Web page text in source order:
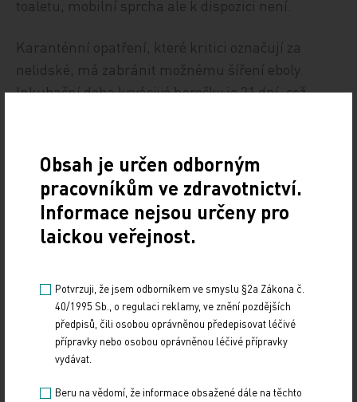
toaletu, mobilní sprcha ale k dispozici není.
Karanténní opatření, které kritici označují za
nelidské, má zabránit možnému šíření eboly.
Inkubační doba krvácivé horečky je 21 dní, což
Podle Světové zdravotnické organizace se ebolou
nakazilo již více než 10.000 lidí a zhruba polovina z
nich nemoci podlehla.
ČTK
Zdroj: ČTK
Z REGIONŮ
Sdílejte článek
Obsah je určen odborným
pracovníkům ve zdravotnictví.
Informace nejsou určeny pro
laickou veřejnost.
Potvrzuji, že jsem odborníkem ve smyslu §2a Zákona č.
40/1995 Sb., o regulaci reklamy, ve znění pozdějších
předpisů, čili osobou oprávněnou předepisovat léčivé
přípravky nebo osobou oprávněnou léčivé přípravky
vydávat.
Beru na vědomí, že informace obsažené dále na těchto